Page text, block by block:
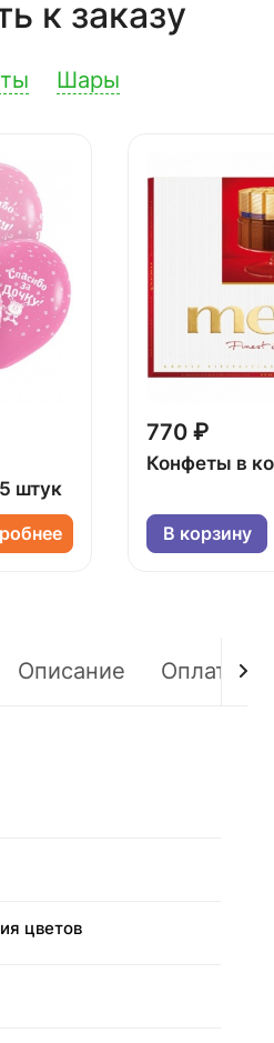
к заказу
Шары
штук
770 ₽
Конфеты в
В корзину
Описание Оплата
цветов